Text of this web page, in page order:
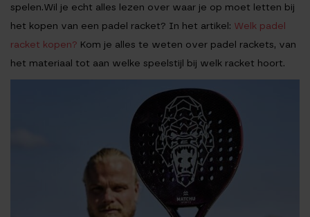
spelen.Wil je echt alles lezen over waar je op moet letten bij
het kopen van een padel racket? In het artikel: Welk padel
racket kopen? Kom je alles te weten over padel rackets, van
het materiaal tot aan welke speelstijl bij welk racket hoort.